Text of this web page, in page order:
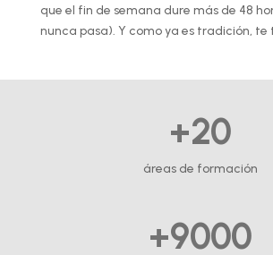
que el fin de semana dure más de 48
nunca pasa). Y como ya es tradición, te
+20
áreas de formación
+9000